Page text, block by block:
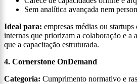
Sem analítica avançada nem
Ideal para: empresas médias ou
internas que priorizam a colaboração e a
que a capacitação estruturada.
4. Cornerstone OnDemand
Categoria: Cumprimento normativo e